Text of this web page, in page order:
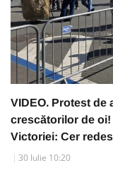
VIDEO. Protest de
crescătorilor de oi!
Victoriei: Cer
30 Iulie 10:20